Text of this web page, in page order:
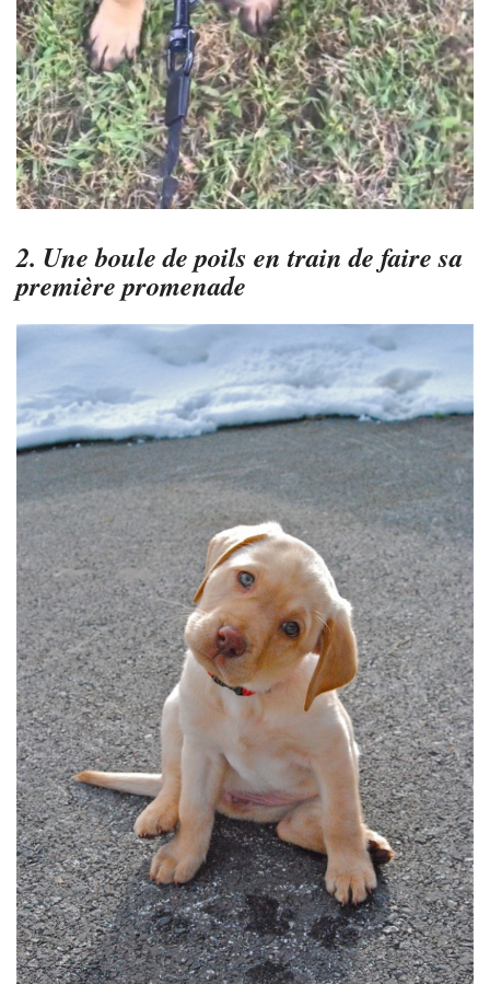
2. Une boule de poils en train de faire sa
première promenade